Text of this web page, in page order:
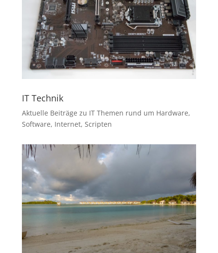
IT Technik
Aktuelle Beiträge zu IT Themen rund um Hardware,
Software, Internet, Scripten